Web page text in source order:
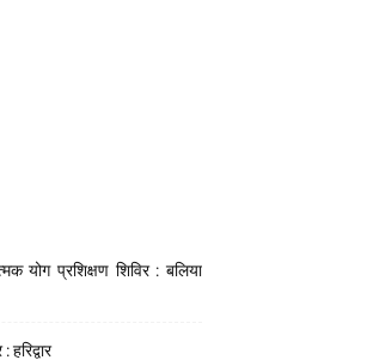
योग प्रशिक्षण शिविर : बलिया
हरिद्वार